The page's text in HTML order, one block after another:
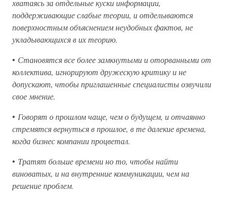
хватаясь за отдельные куски информации,
поддерживающие слабые теории, и отделываются
поверхностным объяснением неудобных фактов, не
укладывающихся в их теорию.
• Становятся все более замкнутыми и оторванными от
коллектива, игнорируют дружескую критику и не
допускают, чтобы приглашенные специалисты озвучили
свое мнение.
• Говорят о прошлом чаще, чем о будущем, и отчаянно
стремятся вернуться в прошлое, в те далекие времена,
когда бизнес компании процветал.
• Тратят больше времени но то, чтобы найти
виноватых, и на внутренние коммуникации, чем на
решение проблем.